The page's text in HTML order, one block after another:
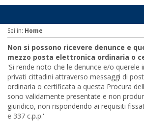
Sei in: Home
Non si possono ricevere denunce e
mezzo posta elettronica ordinaria o
'Si rende noto che le denunce e/o querele
privati cittadini attraverso messaggi di
ordinaria o certificata a questa Procura
sono validamente presentate e non
giuridico, non rispondendo ai requisiti
e 337 c.p.p.'